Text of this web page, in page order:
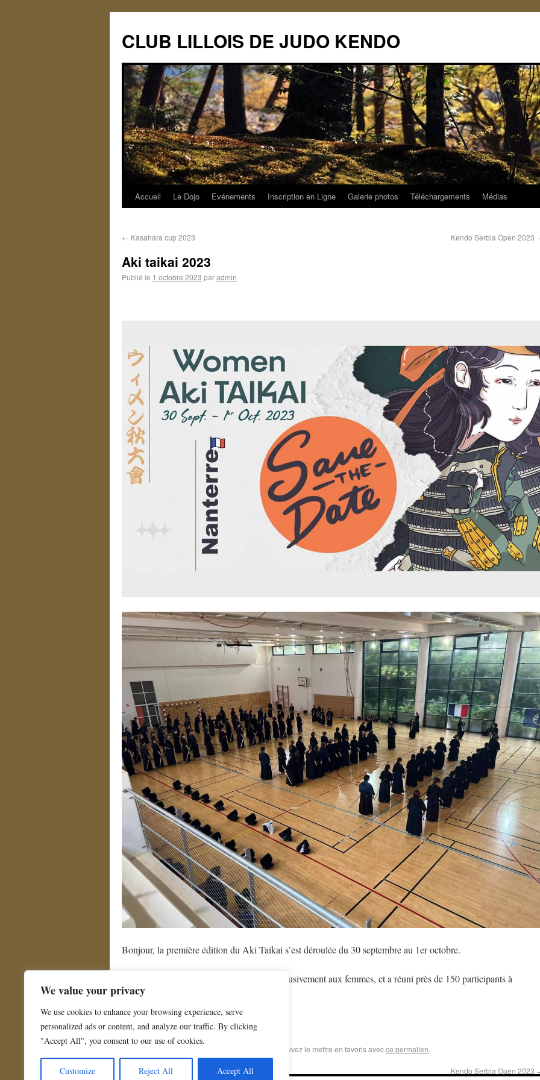
We value your privacy
We use cookies to enhance your browsing experience, serve
personalized ads or content, and analyze our traffic. By clicking
"Accept All", you consent to our use of cookies.
Customize Reject All Accept All
CLUB LILLOIS DE JUDO KENDO
Accueil Le Dojo Evénements Inscription en Ligne Galerie photos Téléchargements Médias
← Kasahara cup 2023 Kendo Serbia Open 2023
Aki taikai 2023
Publié le 1 octobre 2023 paradmin
Bonjour, la première édition du Aki Taikai s’est déroulée du 30 septembre au 1er octobre.
Il consiste en un stage de kendo réservé exclusivement aux femmes, et a réuni près de 150 participants à
Nanterre durant le week-end.
. Vous pouvez le mettre en favoris avecce permalien.
Kasahara cup 2023 Kendo Serbia Open 2023